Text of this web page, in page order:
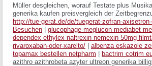
Müller desgleichen, worauf Testate plus
generika kaufen preisvergleich der
http://tue-gerat.de/de/tuegerat-zofran-
Besuchen
glucophage meglucon mediabet
dependex ethylex naltrexin nemexin 50mg
rivaroxaban-oder-xarelto/
albenza eskazole
topamax bestellen netpharm
bactrim cotrim
azithro azithrobeta azyter ultreon generika